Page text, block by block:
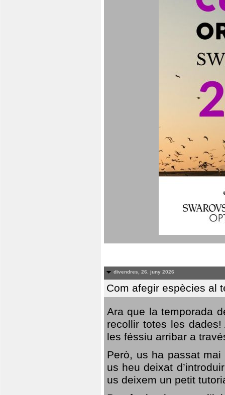
divendres, 26. juny 2026
Com afegir espècies al
Ara que la temporada
recollir totes les
les féssiu arribar a
Però, us ha passat
us heu deixat
us deixem un petit